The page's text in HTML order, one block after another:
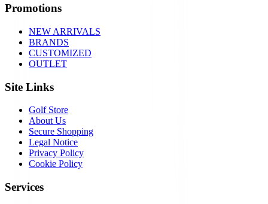
Promotions
NEW ARRIVALS
BRANDS
CUSTOMIZED
OUTLET
Site Links
Golf Store
About Us
Secure Shopping
Legal Notice
Privacy Policy
Cookie Policy
Services